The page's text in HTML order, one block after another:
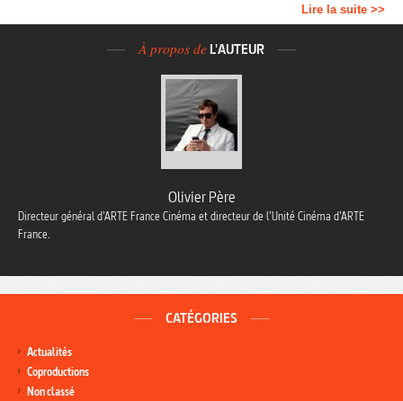
Lire la suite >>
À propos de L'AUTEUR
Olivier Père
Directeur général d’ARTE France Cinéma et directeur de l’Unité Cinéma d’ARTE
France.
CATÉGORIES
Actualités
Coproductions
Non classé